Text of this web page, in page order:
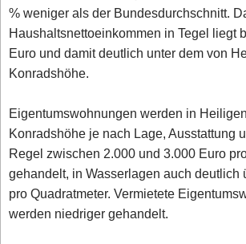
% weniger als der Bundesdurchschnitt.
Haushaltsnettoeinkommen in Tegel liegt
Euro und damit deutlich unter dem von
Konradshöhe.
Eigentumswohnungen werden in
Konradshöhe je nach Lage, Ausstattung
Regel zwischen 2.000 und 3.000 Euro
gehandelt, in Wasserlagen auch deutlich
pro Quadratmeter. Vermietete
werden niedriger gehandelt.